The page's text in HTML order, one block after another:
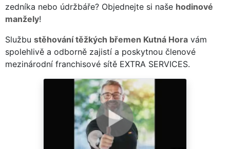
zedníka nebo údržbáře? Objednejte si naše hodinové
manžely!
Službu stěhování těžkých břemen Kutná Hora vám
spolehlivě a odborně zajistí a poskytnou členové
mezinárodní franchisové sítě EXTRA SERVICES.